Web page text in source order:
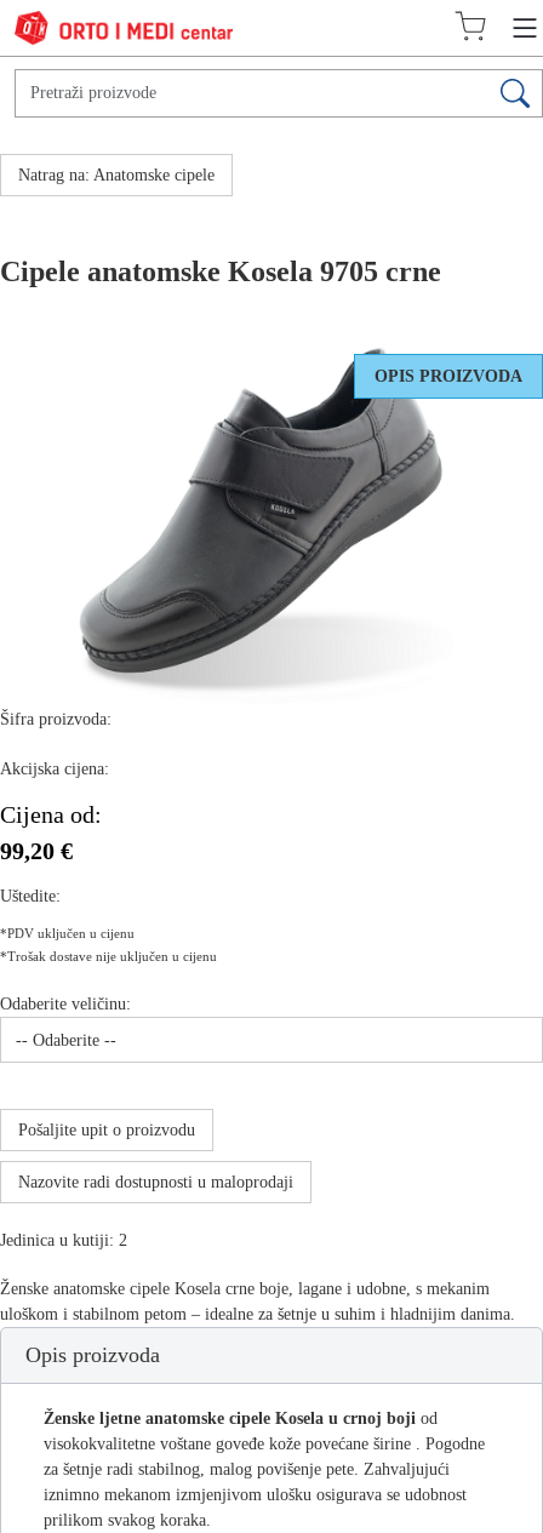
Natrag na: Anatomske cipele
Cipele anatomske Kosela 9705 crne
OPIS PROIZVODA
Šifra proizvoda:
Akcijska cijena:
Cijena od:
99,20 €
Uštedite:
*PDV uključen u cijenu
*Trošak dostave nije uključen u cijenu
Odaberite veličinu:
Pošaljite upit o proizvodu
Nazovite radi dostupnosti u maloprodaji
Jedinica u kutiji: 2
Ženske anatomske cipele Kosela crne boje, lagane i udobne, s mekanim
uloškom i stabilnom petom – idealne za šetnje u suhim i hladnijim danima.
Opis proizvoda
Ženske ljetne anatomske cipele Kosela u crnoj boji od
visokokvalitetne voštane goveđe kože povećane širine . Pogodne
za šetnje radi stabilnog, malog povišenje pete. Zahvaljujući
iznimno mekanom izmjenjivom ulošku osigurava se udobnost
prilikom svakog koraka.